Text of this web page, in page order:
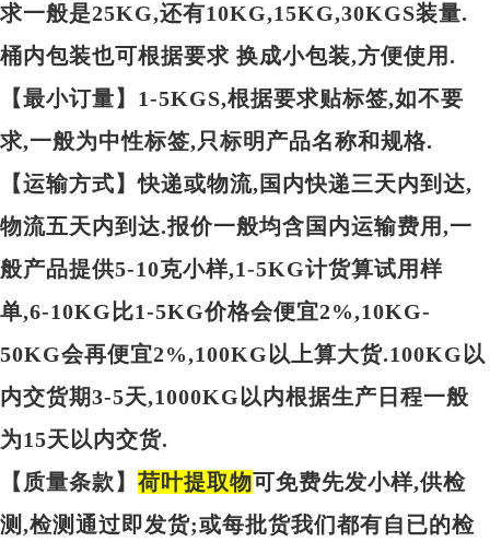
求一般是25KG,还有10KG,15KG,30KGS装量.
桶内包装也可根据要求 换成小包装,方便使用.
【最小订量】1-5KGS,根据要求贴标签,如不要
求,一般为中性标签,只标明产品名称和规格.
【运输方式】快递或物流,国内快递三天内到达,
物流五天内到达.报价一般均含国内运输费用,一
般产品提供5-10克小样,1-5KG计货算试用样
单,6-10KG比1-5KG价格会便宜2%,10KG-
50KG会再便宜2%,100KG以上算大货.100KG以
内交货期3-5天,1000KG以内根据生产日程一般
为15天以内交货.
【质量条款】 荷叶提取物可免费先发小样,供检
测,检测通过即发货;或每批货我们都有自已的检